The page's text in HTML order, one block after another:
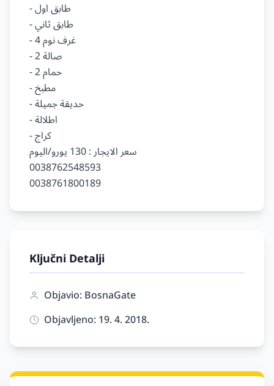
- طابق اول
- طابق ثاني
- 4 غرف نوم
- 2 صالة
- 2 حمام
- مطبخ
- حديقة جميلة
- اطلالة
- كراج
سعر الايجار : 130 يورو/اليوم
0038762548593
Ključni Detalji
Objavio: BosnaGate
Objavljeno: 19. 4. 2018.